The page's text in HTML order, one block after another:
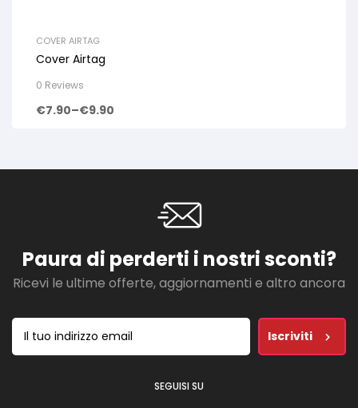
COVER AIRTAG
Cover Airtag
0 Reviews
€7.90–€9.90
Paura di perderti i nostri sconti?
Ricevi le ultime offerte, aggiornamenti e altro ancora
Iscriviti
SEGUISI SU